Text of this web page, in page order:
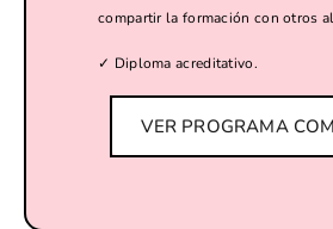
compartir la formación con otros
✓ Diploma acreditativo.
VER PROGRAMA